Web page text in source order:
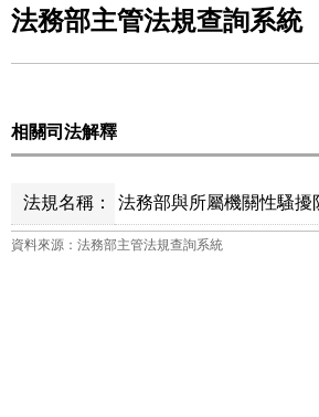
法務部主管法規查詢系統
相關司法解釋
法規名稱： 法務部與所屬機關性騷擾
資料來源：法務部主管法規查詢系統